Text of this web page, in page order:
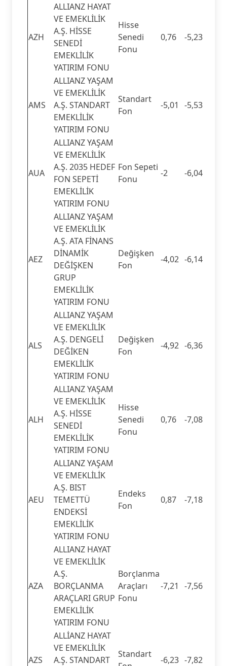
AZH
ALLIANZ HAYAT
VE EMEKLİLİK
A.Ş. HİSSE
SENEDİ
EMEKLİLİK
YATIRIM FONU
Hisse
Senedi
Fonu
0,76 -5,23
AMS
ALLIANZ YAŞAM
VE EMEKLİLİK
A.Ş. STANDART
EMEKLİLİK
YATIRIM FONU
Standart
Fon
-5,01 -5,53
AUA
ALLIANZ YAŞAM
VE EMEKLİLİK
A.Ş. 2035 HEDEF
FON SEPETİ
EMEKLİLİK
YATIRIM FONU
Fon Sepeti
Fonu
-2 -6,04
AEZ
ALLIANZ YAŞAM
VE EMEKLİLİK
A.Ş. ATA FİNANS
DİNAMİK
DEĞİŞKEN
GRUP
EMEKLİLİK
YATIRIM FONU
Değişken
Fon
-4,02 -6,14
ALS
ALLIANZ YAŞAM
VE EMEKLİLİK
A.Ş. DENGELİ
DEĞİKEN
EMEKLİLİK
YATIRIM FONU
Değişken
Fon
-4,92 -6,36
ALH
ALLIANZ YAŞAM
VE EMEKLİLİK
A.Ş. HİSSE
SENEDİ
EMEKLİLİK
YATIRIM FONU
Hisse
Senedi
Fonu
0,76 -7,08
AEU
ALLIANZ YAŞAM
VE EMEKLİLİK
A.Ş. BIST
TEMETTÜ
ENDEKSİ
EMEKLİLİK
YATIRIM FONU
Endeks
Fon
0,87 -7,18
AZA
ALLIANZ HAYAT
VE EMEKLİLİK
A.Ş.
BORÇLANMA
ARAÇLARI GRUP
EMEKLİLİK
YATIRIM FONU
Borçlanma
Araçları
Fonu
-7,21 -7,56
AZS
ALLİANZ HAYAT
VE EMEKLİLİK
A.Ş. STANDART
Standart
-6,23 -7,82